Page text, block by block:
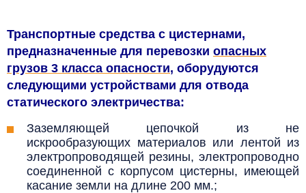
Транспортные средства с цистернами,
предназначенные для перевозки опасных
грузов 3 класса опасности, оборудуются
следующими устройствами для отвода
статического электричества:
Заземляющей цепочкой из не
искрообразующих материалов или лентой из
электропроводящей резины, электропроводно
соединенной с корпусом цистерны, имеющей
касание земли на длине 200 мм.;